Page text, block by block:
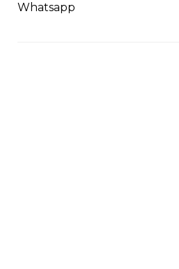
Whatsapp